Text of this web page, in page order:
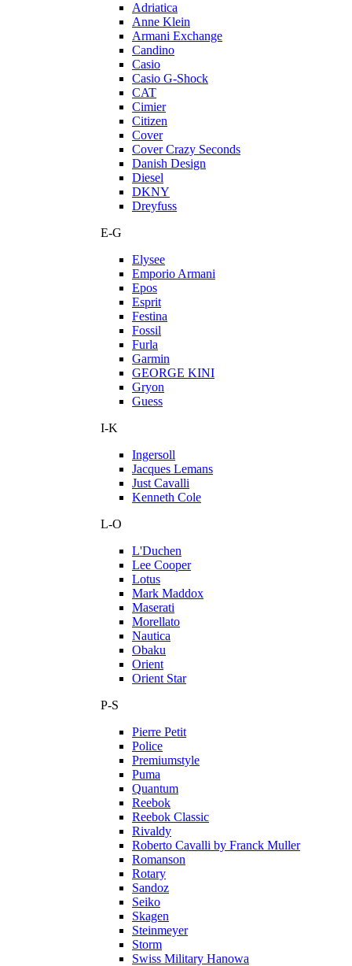
Adriatica
Anne Klein
Armani Exchange
Candino
Casio
Casio G-Shock
CAT
Cimier
Citizen
Cover
Cover Crazy Seconds
Danish Design
Diesel
DKNY
Dreyfuss
E-G
Elysee
Emporio Armani
Epos
Esprit
Festina
Fossil
Furla
Garmin
GEORGE KINI
Gryon
Guess
I-K
Ingersoll
Jacques Lemans
Just Cavalli
Kenneth Cole
L-O
L'Duchen
Lee Cooper
Lotus
Mark Maddox
Maserati
Morellato
Nautica
Obaku
Orient
Orient Star
P-S
Pierre Petit
Police
Premiumstyle
Puma
Quantum
Reebok
Reebok Classic
Rivaldy
Roberto Cavalli by Franck Muller
Romanson
Rotary
Sandoz
Seiko
Skagen
Steinmeyer
Storm
Swiss Military Hanowa